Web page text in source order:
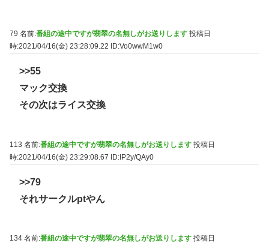
79 名前:番組の途中ですが翡翠の名無しがお送りします 投稿日
時:2021/04/16(金) 23:28:09.22
ID:Vo0wwM1w0
>>55
マック交換
その次はライス交換
113 名前:番組の途中ですが翡翠の名無しがお送りします 投稿日
時:2021/04/16(金) 23:29:08.67 ID:IP2y/QAy0
>>79
それサークルptやん
134 名前:番組の途中ですが翡翠の名無しがお送りします 投稿日